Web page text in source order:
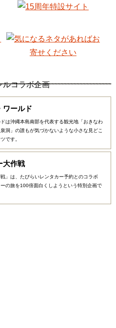
ワールド
は沖縄本島南部を代表する観光地「おきなわ
洞」の誰もが気づかないような小さな見どこ
です。
大作戦
戦」は、たびらいレンタカー予約とのコラボ
の旅を100倍面白くしようという特別企画で